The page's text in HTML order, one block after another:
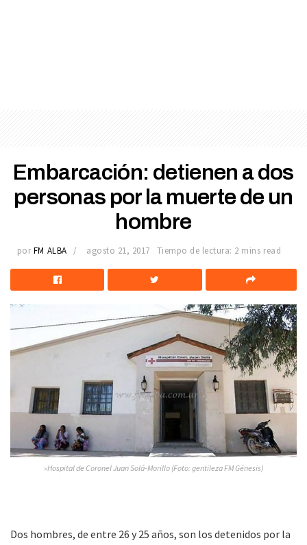
Embarcación: detienen a dos
personas por la muerte de un
hombre
por FM ALBA agosto 21, 2017 Tiempo de lectura: 2 mins read
»Hospital de Coronel Juan Solá-Morillo (Foto: gentileza FM Génesis)
Dos hombres, de entre 26 y 25 años, son los detenidos por la